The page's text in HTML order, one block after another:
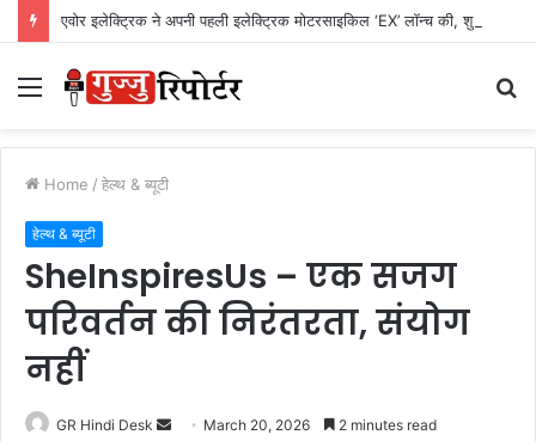
एवोर इलेक्ट्रिक ने अपनी पहली इलेक्ट्रिक मोटरसाइकिल ‘EX’ लॉन्च की, शुरुआती कीमत Rs. 1,24,999
Menu
Home / हेल्थ & ब्यूटी
हेल्थ & ब्यूटी
SheInspiresUs – एक सजग
परिवर्तन की निरंतरता, संयोग
नहीं
GR Hindi Desk March 20, 2026 2 minutes read